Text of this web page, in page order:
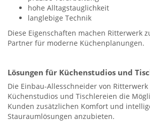
hohe Alltagstauglichkeit
langlebige Technik
Diese Eigenschaften machen Ritterwerk
Partner für moderne Küchenplanungen.
Lösungen für Küchenstudios und
Die Einbau-Allesschneider von
Küchenstudios und Tischlereien die
Kunden zusätzlichen Komfort und
Stauraumlösungen anzubieten.